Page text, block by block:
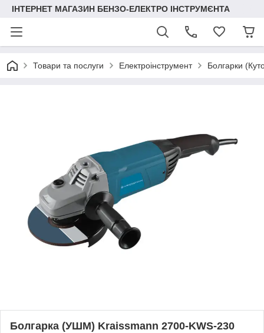
ІНТЕРНЕТ МАГАЗИН БЕНЗО-ЕЛЕКТРО ІНСТРУМЄНТА
Товари та послуги Електроінструмент Болгарки
Болгарка (УШМ) Kraissmann 2700-KWS-230